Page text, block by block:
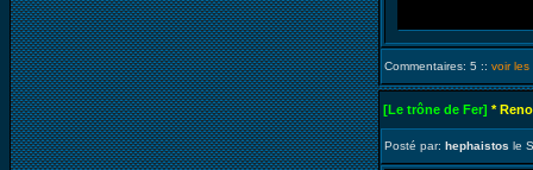
Commentaires: 5 :: voir les
[Le trône de Fer] *
Posté par: hephaistos le